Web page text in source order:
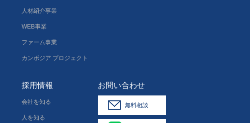
人材紹介事業
WEB事業
ファーム事業
カンボジア プロジェクト
採用情報
会社を知る
人を知る
お問い合わせ
無料相談